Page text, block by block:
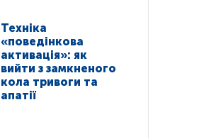
Техніка
«поведінкова
активація»: як
вийти з замкненого
кола тривоги та
апатії